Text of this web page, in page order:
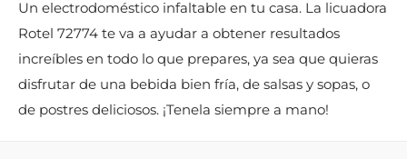
Un electrodoméstico infaltable en tu casa. La licuadora
Rotel 72774 te va a ayudar a obtener resultados
increíbles en todo lo que prepares, ya sea que quieras
disfrutar de una bebida bien fría, de salsas y sopas, o
de postres deliciosos. ¡Tenela siempre a mano!